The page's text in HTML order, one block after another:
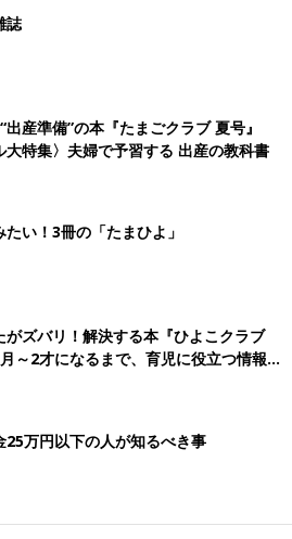
誌
出産準備”の本『たまごクラブ 夏号』
大特集〉夫婦で予習する 出産の教科書
い！3冊の「たまひよ」
がズバリ！解決する本『ひよこクラブ
～2才になるまで、育児に役立つ情報が
25万円以下の人が知るべき事